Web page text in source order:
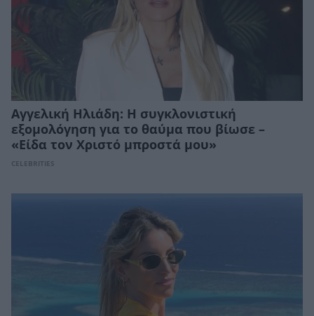
Αγγελική Ηλιάδη: Η συγκλονιστική
εξομολόγηση για το θαύμα που βίωσε –
«Είδα τον Χριστό μπροστά μου»
CELEBRITIES